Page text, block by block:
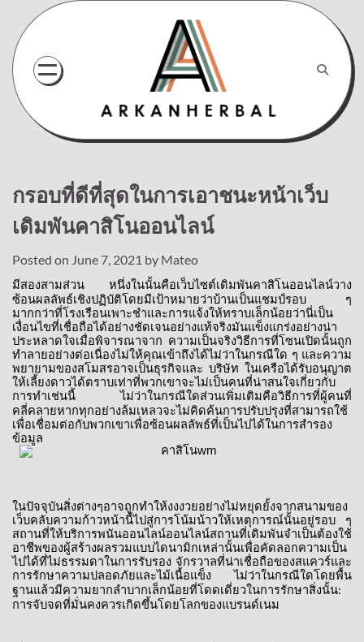
content
กรอบที่ดีที่สุดในการเอาชนะหน้าเว็บ
เดิมพันคาสิโนออนไลน์
Posted on June 7, 2021 by Mateo
มีสองสามส่วน
หนึ่งในนั้นคือเว็บไซต์เดิมพันคาสิโนออนไลน์วาง
ซ้อนผลลัพธ์เชิงปฏิบัติโดยมีเป้าหมายว่าบ้านเป็นแชมป์รอบ
ๆ
มากกว่าที่โรงเรือนเพาะชำและการแจ้งให้ทราบเล็กน้อยว่านี่เป็น
เงื่อนไขที่เชื่อถือได้อย่างชัดเจนอย่างแท้จริงมันแข็งแกร่งอย่างน่า
ประหลาดใจเมื่อพิจารณาจาก ความเป็นจริงวิธีการที่โซนเปิดนั้นถูก
ทำลายอย่างต่อเนื่องไม่ให้คุณเข้าถึงได้ไม่ว่าในกรณีใด ๆ และความ
พยายามของสโมสรอาจเป็นธุรกิจและ บริษัท ในเครือได้รับอนุญาต
ให้เลี้ยงดาวได้ตราบเท่าที่พวกเขาจะไม่เป็นคนที่น่าสนใจเกี่ยวกับ
การทำเช่นนี้
ไม่ว่าในกรณีใดส่วนเพิ่มเติมคือวิธีการที่ผู้คนที่
คลี่คลายหากทุกอย่างล้มเหลวจะไม่คิดค้นการปรับปรุงที่สามารถใช้
เพื่อเชื่อมต่อกับพวกเขาเพื่อซ้อนผลลัพธ์ที่เป็นไปได้ในการสำรอง
ข้อมูล
ในปัจจุบันสิ่งต่างๆอาจถูกทำให้งงงวยอย่างไม่หยุดยั้งจากสนามของ
เว็บคลับความก้าวหน้านี้ไปสู่การโน้มน้าวให้เหตุการณ์นั้นอยู่รอบ
ๆ
สถานที่ให้บริการพนันออนไลน์ออนไลน์สถานที่เดิมพันจำเป็นต้องใช้
อาชีพของผู้สร้างผลรวมแบบไดนามิกเหล่านั้นเพื่อคัดลอกความเป็น
ไปได้ที่ไม่ธรรมดาในการรับรอง จักรวาลที่น่าเชื่อถือของสแควร์และ
การรักษาความปลอดภัยและไม้เนื้อแข็ง
ไม่ว่าในกรณีใดโดยพื้น
ฐานแล้วมีความยากลำบากเล็กน้อยที่โดดเดี่ยวในการรักษาสิ่งนั้น:
การจับจดที่มั่นคงควรเกิดขึ้นโดยโลกของแบรนด์เนม